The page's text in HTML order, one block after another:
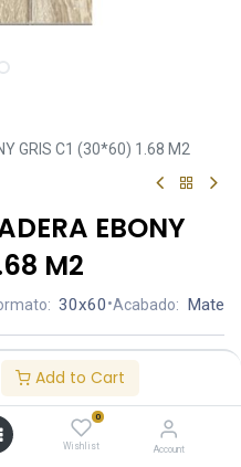
Add to Cart
0
Wishlist Account
GRIS C1 (30*60) 1.68 M2
EBONY
M2
30x60•Acabado: Mate